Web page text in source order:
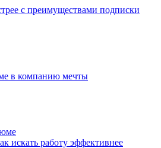
с преимуществами подписки
в компанию мечты
искать работу эффективнее